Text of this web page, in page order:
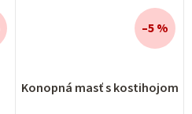
Konopná masť s kostihojom
hodnotenie
–5 %